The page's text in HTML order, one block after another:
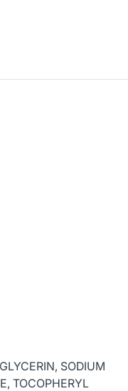
SODIUM
TOCOPHERYL